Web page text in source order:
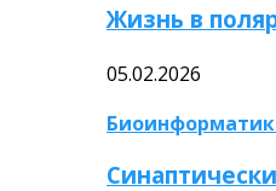
Жизнь в
05.02.2026